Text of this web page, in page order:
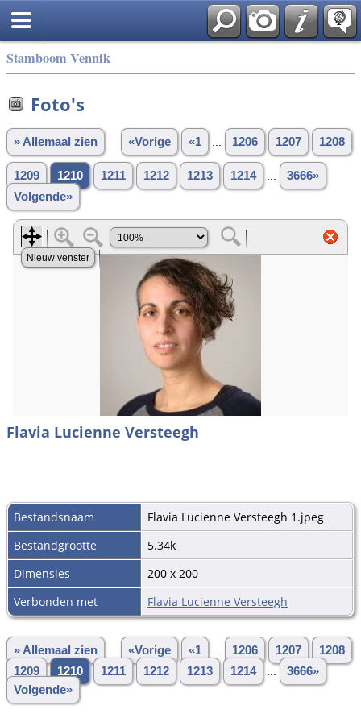
Stamboom Vennik
Foto's
» Allemaal zien «Vorige «1 1206 1207 1208
1209 1210 1211 1212 1213 1214
3666»
Volgende»
Flavia Lucienne Versteegh
Bestandsnaam
Flavia Lucienne Versteegh 1.jpeg
Bestandgrootte
5.34k
Dimensies
200 x 200
Verbonden met
Flavia Lucienne Versteegh
» Allemaal zien «Vorige «1 1206 1207
1208
1209
1210 1211 1212 1213 1214
3666»
Volgende»